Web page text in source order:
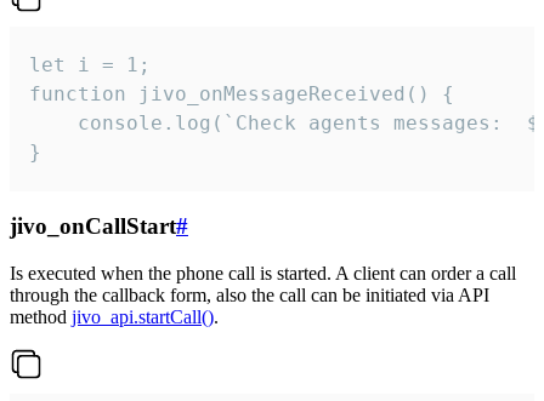
let i = 1;
function jivo_onMessageReceived() {
}
jivo_onCallStart#
Is executed when the phone call is started. A client can order a call
through the callback form, also the call can be initiated via API
method jivo_api.startCall().